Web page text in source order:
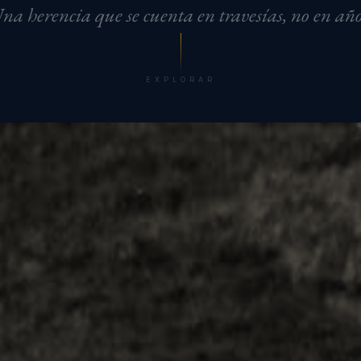
herencia que se cuenta en travesías, no en
EXPLORAR